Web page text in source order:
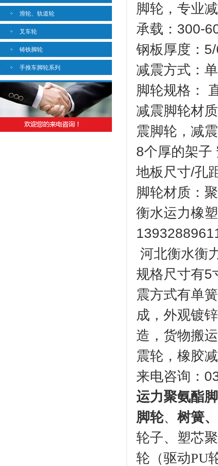
滑轮、轨道轮
叉车轮
铸铁脚轮
手推车脚轮系列
脚轮，专业
承载：300-
钢板厚度：
减震方式：
脚轮规格：
减震脚轮材
震脚轮，减
8个厚的架子
地板尺寸/孔
脚轮材质：
衡水运力橡
河北衡水衡
规格尺寸有5
震方式有单
成，外观镀
造，货物搬
震轮，橡胶
来电咨询：
运力聚氨酯
脚轮、 树簧
轮子、塑芯
轮（驱动PU